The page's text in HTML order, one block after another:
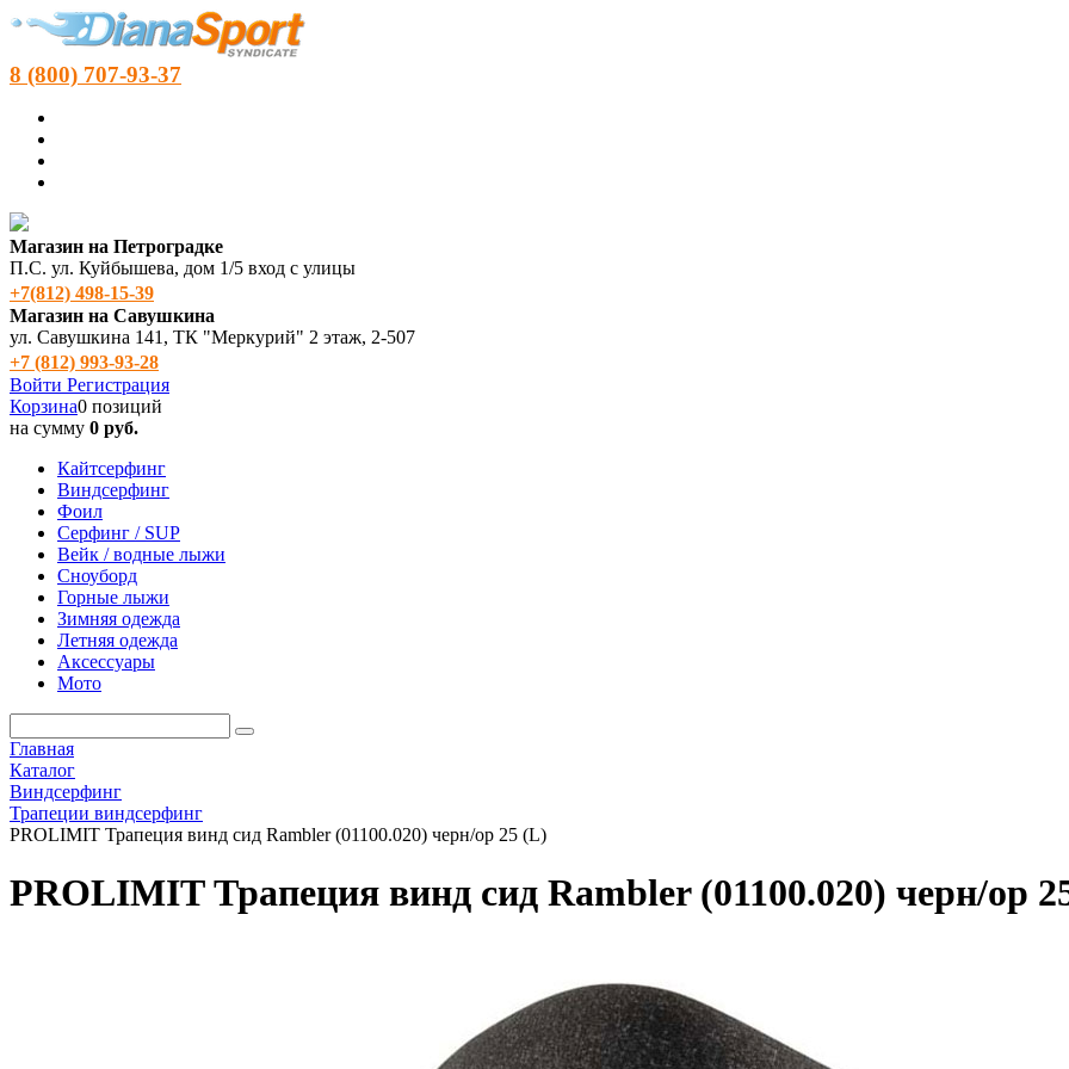
8 (800) 707-93-37
Магазин на Петроградке
П.С. ул. Куйбышева, дом 1/5 вход с улицы
+7(812) 498‑15-39
Магазин на Савушкина
ул. Савушкина 141, ТК "Меркурий" 2 этаж, 2-507
+7 (812) 993-93-28
Войти Регистрация
Корзина0 позиций
на сумму 0 руб.
Кайтсерфинг
Виндсерфинг
Фоил
Серфинг / SUP
Вейк / водные лыжи
Сноуборд
Горные лыжи
Зимняя одежда
Летняя одежда
Аксессуары
Мото
Главная
Каталог
Виндсерфинг
Трапеции виндсерфинг
PROLIMIT Трапеция винд сид Rambler (01100.020) черн/ор 25 (L)
PROLIMIT Трапеция винд сид Rambler (01100.020) черн/ор